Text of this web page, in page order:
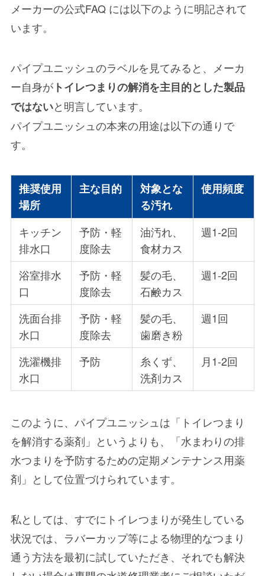
メーカーの公式FAQ には以下のように明記されて
います。
パイプユニッシュのラベルを見てみると、メーカ
ー自身がトイレつまりの解消を主目的とした製品
ではないと明言しています。
パイプユニッシュの本来の用途は以下の通りで
す。
推奨使用
場所
主な目的
対象とな
る汚れ
使用頻度
キッチン
排水口
予防・軽
度除去
油汚れ、
食材カス
週1-2回
浴室排水
口
予防・軽
度除去
髪の毛、
石鹸カス
週1-2回
洗面台排
水口
予防・軽
度除去
髪の毛、
歯磨き粉
週1回
洗濯機排
水口
予防
糸くず、
洗剤カス
月1-2回
このように、パイプユニッシュは「トイレつまり
を解消する薬剤」というよりも、「水まわりの排
水つまりを予防するための定期メンテナンス用薬
剤」として位置づけられています。
私としては、すでにトイレつまりが発生している
状況では、ラバーカップ等による物理的なつまり
通う方法を最初に試していただき、それでも解決